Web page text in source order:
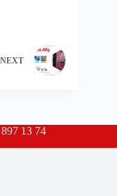
NEXT
13 74